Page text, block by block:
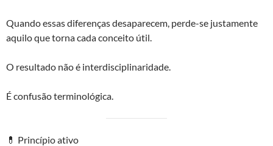
Quando essas diferenças desaparecem, perde-se justamente
aquilo que torna cada conceito útil.
O resultado não é interdisciplinaridade.
É confusão terminológica.
💊 Princípio ativo